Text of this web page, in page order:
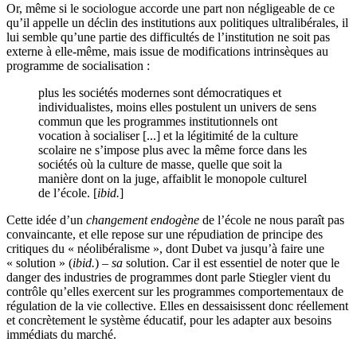
Or, même si le sociologue accorde une part non négligeable de ce
qu’il appelle un déclin des institutions aux politiques ultralibérales, il
lui semble qu’une partie des difficultés de l’institution ne soit pas
externe à elle-même, mais issue de modifications intrinsèques au
programme de socialisation :
plus les sociétés modernes sont démocratiques et
individualistes, moins elles postulent un univers de sens
commun que les programmes institutionnels ont
vocation à socialiser [...] et la légitimité de la culture
scolaire ne s’impose plus avec la même force dans les
sociétés où la culture de masse, quelle que soit la
manière dont on la juge, affaiblit le monopole culturel
de l’école. [ibid.]
Cette idée d’un changement endogène de l’école ne nous paraît pas
convaincante, et elle repose sur une répudiation de principe des
critiques du « néolibéralisme », dont Dubet va jusqu’à faire une
« solution » (ibid.) – sa solution. Car il est essentiel de noter que le
danger des industries de programmes dont parle Stiegler vient du
contrôle qu’elles exercent sur les programmes comportementaux de
régulation de la vie collective. Elles en dessaisissent donc réellement
et concrètement le système éducatif, pour les adapter aux besoins
immédiats du marché.